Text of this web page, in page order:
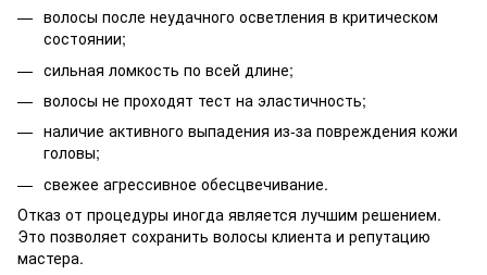
волосы после неудачного осветления в критическом
состоянии;
сильная ломкость по всей длине;
волосы не проходят тест на эластичность;
наличие активного выпадения из-за повреждения кожи
головы;
свежее агрессивное обесцвечивание.
Отказ от процедуры иногда является лучшим решением.
Это позволяет сохранить волосы клиента и репутацию
мастера.